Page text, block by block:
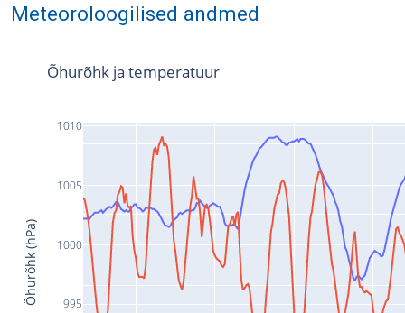
Meteoroloogilised andmed
995
1000
1005
1010
Õhurõhk ja temperatuur
Õhurõhk (hPa)